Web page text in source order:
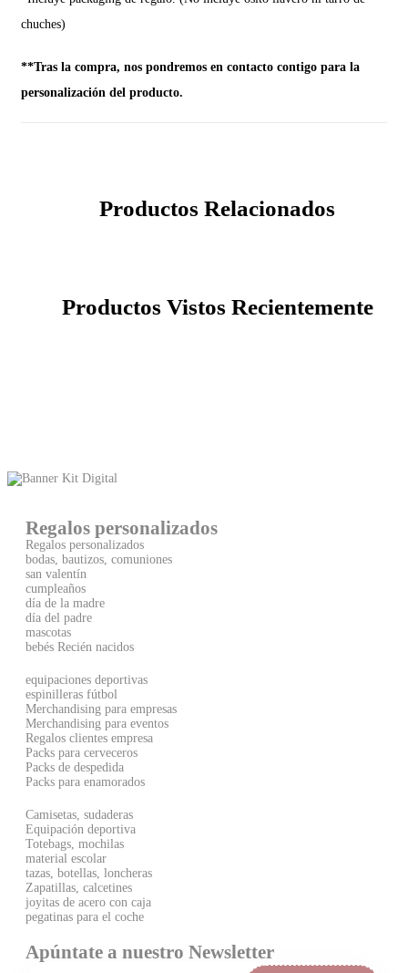
chuches)
**Tras la compra, nos pondremos en contacto contigo para la
personalización del producto.
Productos Relacionados
Productos Vistos Recientemente
Regalos personalizados
Regalos personalizados
bodas, bautizos, comuniones
san valentín
cumpleaños
día de la madre
día del padre
mascotas
bebés Recién nacidos
equipaciones deportivas
espinilleras fútbol
Merchandising para empresas
Merchandising para eventos
Regalos clientes empresa
Packs para cerveceros
Packs de despedida
Packs para enamorados
Camisetas, sudaderas
Equipación deportiva
Totebags, mochilas
material escolar
tazas, botellas, loncheras
Zapatillas, calcetines
joyitas de acero con caja
pegatinas para el coche
Apúntate a nuestro Newsletter